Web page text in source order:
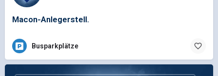
Macon-Anlegerstell.
Busparkplätze